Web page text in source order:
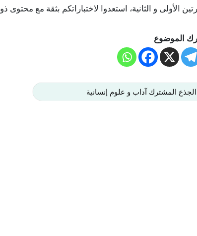
و الثانية، استعدوا لاختباراتكم بثقة مع محتوى ذو
الموضوع
المشترك آداب و علوم إنسانية